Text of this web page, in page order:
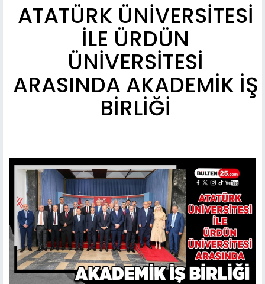
ATATÜRK ÜNİVERSİTESİ
İLE ÜRDÜN
ÜNİVERSİTESİ
ARASINDA AKADEMİK İŞ
BİRLİĞİ